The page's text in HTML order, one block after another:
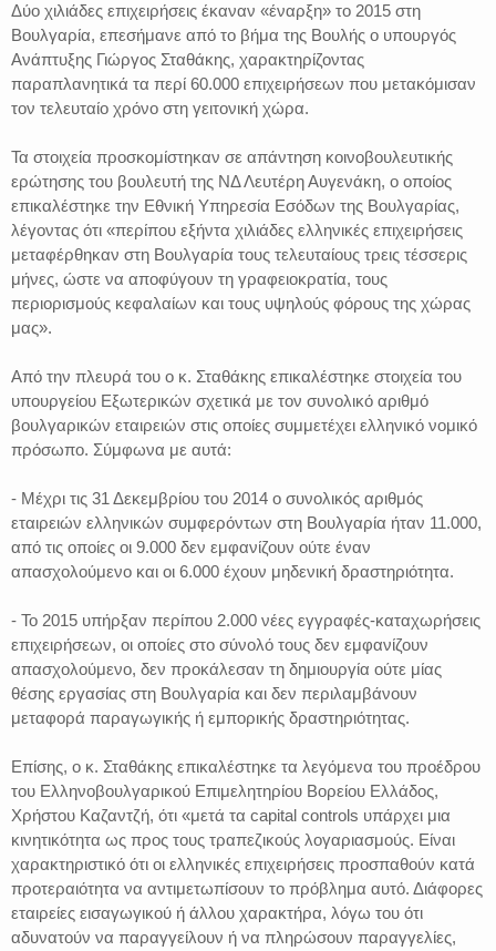
Δύο χιλιάδες επιχειρήσεις έκαναν «έναρξη» το 2015 στη
Βουλγαρία, επεσήμανε από το βήμα της Βουλής ο υπουργός
Ανάπτυξης Γιώργος Σταθάκης, χαρακτηρίζοντας
παραπλανητικά τα περί 60.000 επιχειρήσεων που μετακόμισαν
τον τελευταίο χρόνο στη γειτονική χώρα.
Τα στοιχεία προσκομίστηκαν σε απάντηση κοινοβουλευτικής
ερώτησης του βουλευτή της ΝΔ Λευτέρη Αυγενάκη, ο οποίος
επικαλέστηκε την Εθνική Υπηρεσία Εσόδων της Βουλγαρίας,
λέγοντας ότι «περίπου εξήντα χιλιάδες ελληνικές επιχειρήσεις
μεταφέρθηκαν στη Βουλγαρία τους τελευταίους τρεις τέσσερις
μήνες, ώστε να αποφύγουν τη γραφειοκρατία, τους
περιορισμούς κεφαλαίων και τους υψηλούς φόρους της χώρας
μας».
Από την πλευρά του ο κ. Σταθάκης επικαλέστηκε στοιχεία του
υπουργείου Εξωτερικών σχετικά με τον συνολικό αριθμό
βουλγαρικών εταιρειών στις οποίες συμμετέχει ελληνικό νομικό
πρόσωπο. Σύμφωνα με αυτά:
- Μέχρι τις 31 Δεκεμβρίου του 2014 ο συνολικός αριθμός
εταιρειών ελληνικών συμφερόντων στη Βουλγαρία ήταν 11.000,
από τις οποίες οι 9.000 δεν εμφανίζουν ούτε έναν
απασχολούμενο και οι 6.000 έχουν μηδενική δραστηριότητα.
- Το 2015 υπήρξαν περίπου 2.000 νέες εγγραφές-καταχωρήσεις
επιχειρήσεων, οι οποίες στο σύνολό τους δεν εμφανίζουν
απασχολούμενο, δεν προκάλεσαν τη δημιουργία ούτε μίας
θέσης εργασίας στη Βουλγαρία και δεν περιλαμβάνουν
μεταφορά παραγωγικής ή εμπορικής δραστηριότητας.
Επίσης, ο κ. Σταθάκης επικαλέστηκε τα λεγόμενα του προέδρου
του Ελληνοβουλγαρικού Επιμελητηρίου Βορείου Ελλάδος,
Χρήστου Καζαντζή, ότι «μετά τα capital controls υπάρχει μια
κινητικότητα ως προς τους τραπεζικούς λογαριασμούς. Είναι
χαρακτηριστικό ότι οι ελληνικές επιχειρήσεις προσπαθούν κατά
προτεραιότητα να αντιμετωπίσουν το πρόβλημα αυτό. Διάφορες
εταιρείες εισαγωγικού ή άλλου χαρακτήρα, λόγω του ότι
αδυνατούν να παραγγείλουν ή να πληρώσουν παραγγελίες,